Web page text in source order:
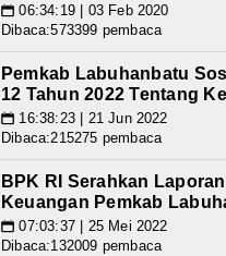
📅 06:34:19 | 03 Feb 2020
Dibaca:573399 pembaca
Pemkab Labuhanbatu
12 Tahun 2022 Tentang
📅 16:38:23 | 21 Jun 2022
Dibaca:215275 pembaca
BPK RI Serahkan
Keuangan Pemkab
📅 07:03:37 | 25 Mei 2022
Dibaca:132009 pembaca